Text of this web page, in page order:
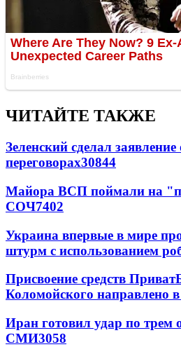
ЧИТАЙТЕ ТАКЖЕ
Зеленский сделал
переговорах30844
Майора ВСП поймали на
СОЧ7402
Украина впервые в мире
штурм с использованием
Присвоение средств
Коломойского направлено в
Иран готовил удар по трем
СМИ3058